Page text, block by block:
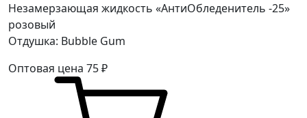
Незамерзающая жидкость «АнтиОбледенитель -25»
розовый
Отдушка: Bubble Gum
Оптовая цена 75₽